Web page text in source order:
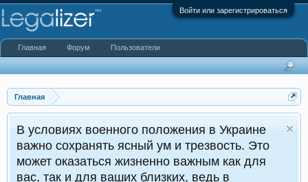
Войти или зарегистрироваться
Главная
положения в Украине
ясный ум и трезвость. Это
жизненно важным как для
близких, ведь в
Главная Форум Пользователи